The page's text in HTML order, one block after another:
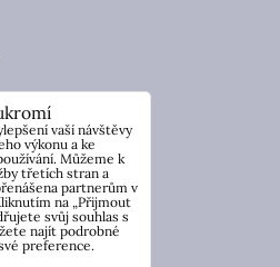
vaší návštěvy
výkonu a ke
Můžeme k
třetích stran a
partnerům v
na „Přijmout
svůj souhlas s
najít podrobné
preference.